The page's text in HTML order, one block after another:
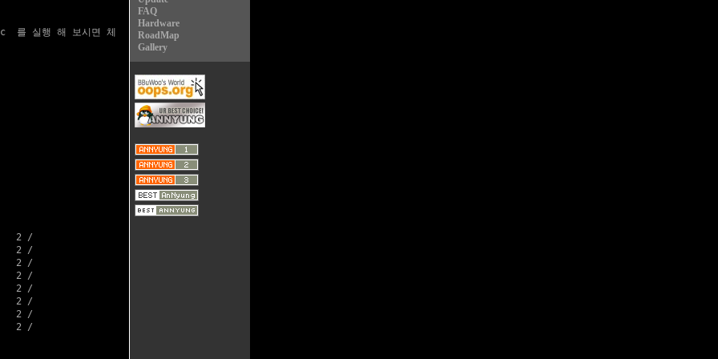
FAQ
Hardware
RoadMap
Gallery
를 실행 해 보시면 체
2 /
2 /
2 /
2 /
2 /
2 /
2 /
2 /